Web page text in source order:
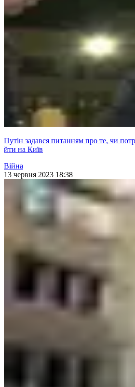
Путін задався питанням про те, чи
йти на Київ
Війна
13 червня 2023 18:38